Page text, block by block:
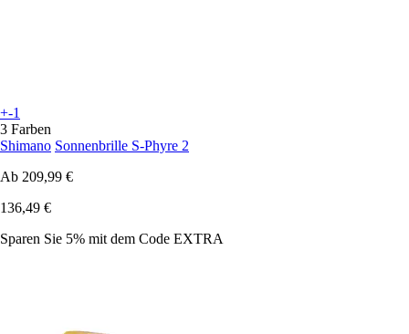
+-1
3 Farben
Shimano Sonnenbrille S-Phyre 2
Ab 209,99 €
136,49 €
Sparen Sie 5% mit dem Code EXTRA